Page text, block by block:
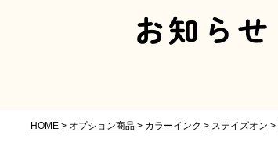
お知らせ
HOME オプション商品 カラーインク ステイズオン